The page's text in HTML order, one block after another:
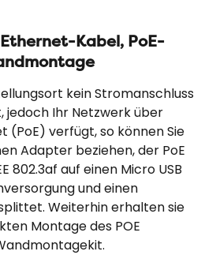
Kabel, PoE-
kein Stromanschluss
jedoch Ihr Netzwerk über
(PoE) verfügt, so können Sie
Adapter beziehen, der PoE
802.3af auf einen Micro USB
und einen
Weiterhin erhalten sie
Montage des POE